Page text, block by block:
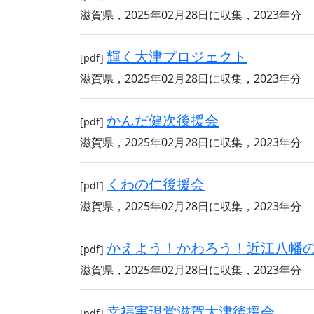
滋賀県，2025年02月28日に収集，2023年分
[pdf] 輝く大津プロジェクト
滋賀県，2025年02月28日に収集，2023年分
[pdf] かんだ健次後援会
滋賀県，2025年02月28日に収集，2023年分
[pdf] くわの仁後援会
滋賀県，2025年02月28日に収集，2023年分
[pdf] かえよう！かわろう！近江八幡
滋賀県，2025年02月28日に収集，2023年分